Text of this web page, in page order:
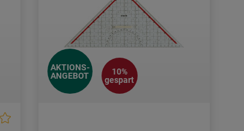
AKTIONS-
ANGEBOT
10%
gespart